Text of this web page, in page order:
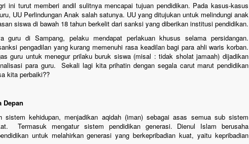
ini turut memberi andil sulitnya mencapai tujuan pendidikan. Pada kasus-kasus
UU Perlindungan Anak salah satunya. UU yang ditujukan untuk melindungi anak
siswa di bawah 18 tahun berkelit dari sanksi yang diberikan institusi pendidikan.
guru di Sampang, pelaku mendapat perlakuan khusus selama persidangan.
pengadilan yang kurang memenuhi rasa keadilan bagi para ahli waris korban.
guru untuk menegur prilaku buruk siswa (misal : tidak sholat jamaah) dijadikan
para guru. Sekali lagi kita prihatin dengan segala carut marut pendidikan
kita perbaiki??
Depan
sistem kehidupan, menjadikan aqidah (iman) sebagai asas semua sub sistem
Termasuk mengatur sistem pendidikan generasi. Dienul Islam berusaha
untuk melahirkan generasi yang berkepribadian kuat, yaitu kepribadian